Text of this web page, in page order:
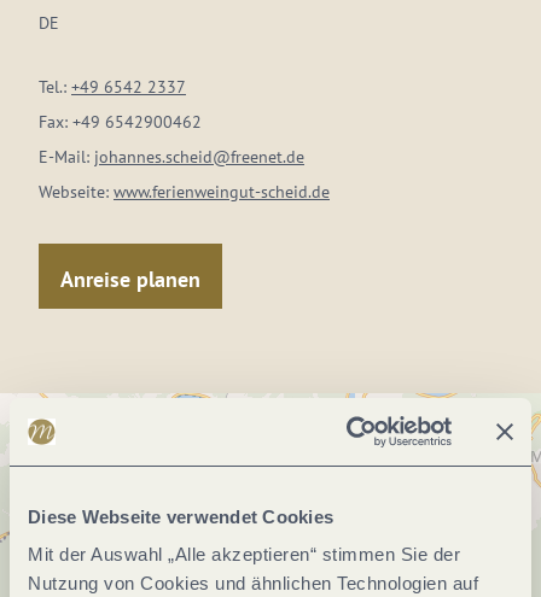
Diese Webseite verwendet Cookies
Mit der Auswahl „Alle akzeptieren“ stimmen Sie der
Nutzung von Cookies und ähnlichen Technologien auf
DE
Tel.: +49 6542 2337
Fax: +49 6542900462
E-Mail: johannes.scheid@freenet.de
Webseite: www.ferienweingut-scheid.de
Anreise planen